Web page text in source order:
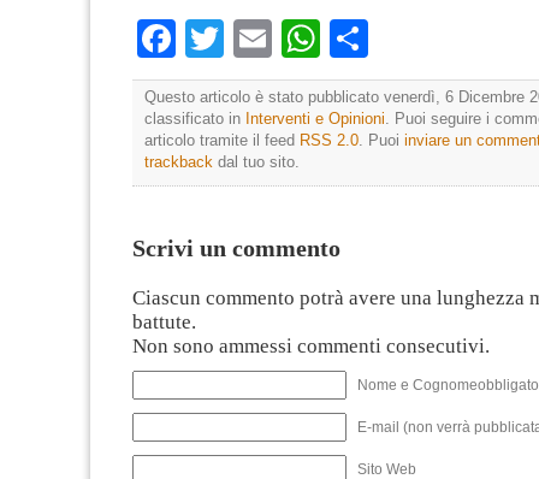
Facebook
Twitter
EmailWhatsApp
Questo articolo è stato pubblicato venerdì, 6 Dicembre
classificato in Interventi e Opinioni . Puoi seguire i
articolo tramite il feed RSS 2.0 . Puoi inviare un
trackback dal tuo sito.
Scrivi un commento
Ciascun commento potrà avere una lunghezza
battute.
Non sono ammessi commenti consecutivi.
Nome e
E-mail (non verrà
Sito Web